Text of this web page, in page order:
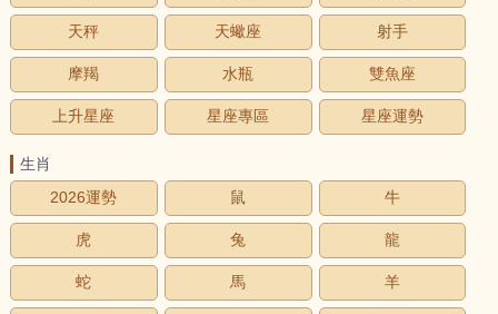
天秤 天蠍座 射手
摩羯 水瓶 雙魚座
上升星座 星座專區 星座運勢
生肖
2026運勢
鼠 牛
虎 兔 龍
蛇 馬 羊